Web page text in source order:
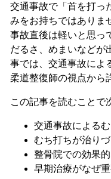
交通事故で「首を打っ
みをお持ちではありま
事故直後は軽いと思っ
だるさ、めまいなどが
事では、交通事故によ
柔道整復師の視点から
この記事を読むことで
交通事故による
むち打ちが治り
整骨院での効果
早期治療がなぜ